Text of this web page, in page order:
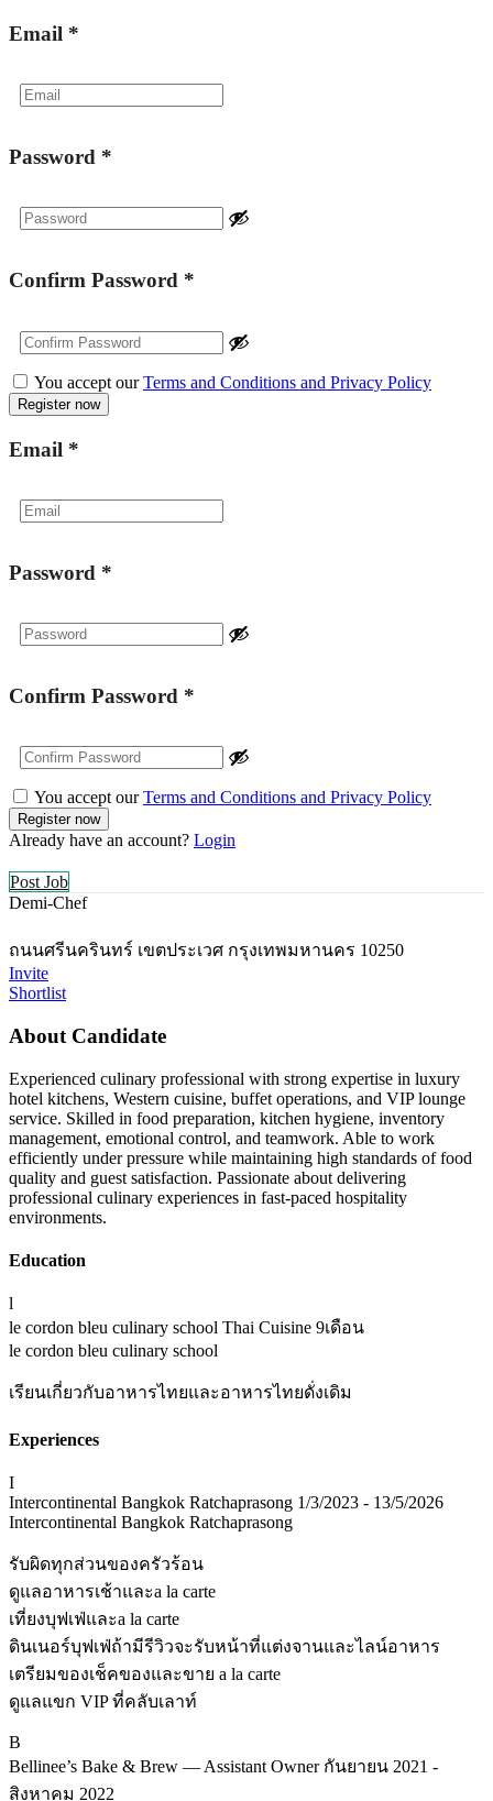
Email *
Password *
Confirm Password *
You accept ourTerms and Conditions and Privacy Policy
Email *
Password *
Confirm Password *
You accept ourTerms and Conditions and Privacy Policy
Already have an account? Login
Post Job
Demi-Chef
ถนนศรีนครินทร์ เขตประเวศ กรุงเทพมหานคร 10250
Invite
Shortlist
About Candidate
Experienced culinary professional with strong expertise in luxury
hotel kitchens, Western cuisine, buffet operations, and VIP lounge
service. Skilled in food preparation, kitchen hygiene, inventory
management, emotional control, and teamwork. Able to work
efficiently under pressure while maintaining high standards of food
quality and guest satisfaction. Passionate about delivering
professional culinary experiences in fast-paced hospitality
environments.
Education
l
le cordon bleu culinary school Thai Cuisine 9เดือน
le cordon bleu culinary school
เรียนเกี่ยวกับอาหารไทยและอาหารไทยดั่งเดิม
Experiences
I
Intercontinental Bangkok Ratchaprasong 1/3/2023 - 13/5/2026
Intercontinental Bangkok Ratchaprasong
รับผิดทุกส่วนของครัวร้อน
ดูแลอาหารเช้าและa la carte
เที่ยงบุฟเฟ่และa la carte
ดินเนอร์บุฟเฟ่ถ้ามีรีวิวจะรับหน้าที่แต่งจานและไลน์อาหาร
เตรียมของเช็คของและขาย a la carte
ดูแลแขก VIP ที่คลับเลาท์
B
Bellinee’s Bake & Brew — Assistant Owner กันยายน 2021 -
สิงหาคม 2022